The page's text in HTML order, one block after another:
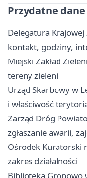
Przydatne
Delegatura
kontakt, godziny,
Miejski Zakład
tereny zieleni
Urząd Skarbowy w
i właściwość
Zarząd Dróg
zgłaszanie awarii,
Ośrodek Kuratorski
zakres działalności
Biblioteka Gronowo